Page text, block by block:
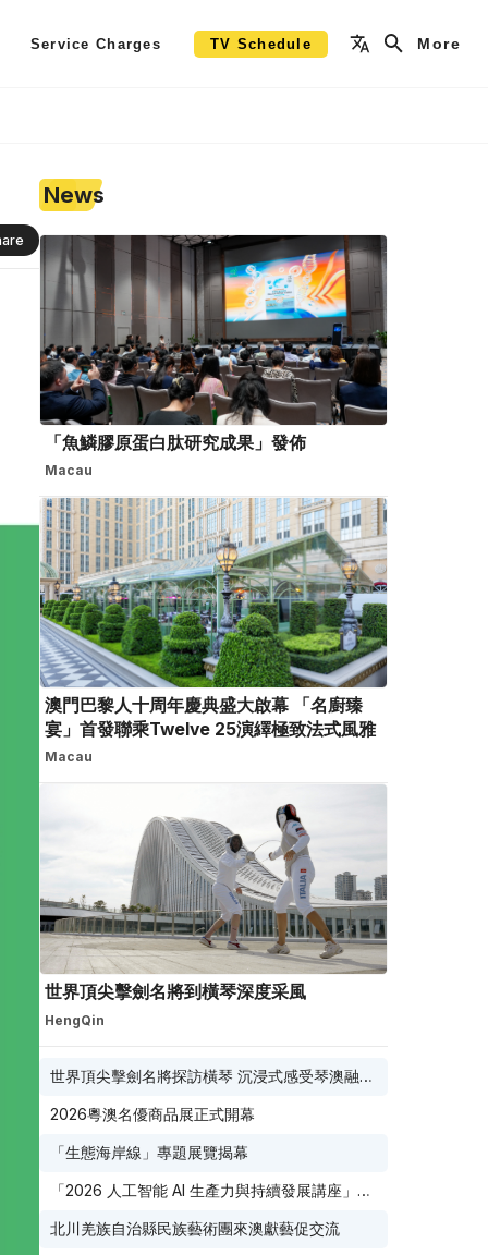
Service Charges TV Schedule More
News
「魚鱗膠原蛋白肽研究成果」發佈
Macau
澳門巴黎人十周年慶典盛大啟幕 「名廚臻
宴」首發聯乘Twelve 25演繹極致法式風雅
Macau
世界頂尖擊劍名將到橫琴深度采風
HengQin
世界頂尖擊劍名將探訪橫琴 沉浸式感受琴澳融合
2026粵澳名優商品展正式開幕
「生態海岸線」專題展覽揭幕
「2026 人工智能 AI 生產力與持續發展講座」8
北川羌族自治縣民族藝術團來澳獻藝促交流